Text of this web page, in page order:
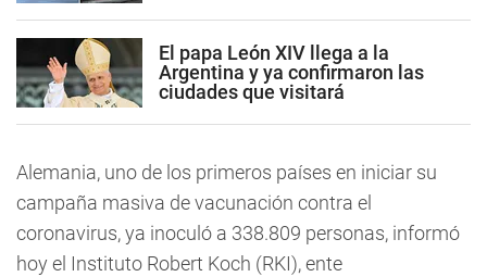
El papa León XIV llega a la
Argentina y ya confirmaron las
ciudades que visitará
Alemania, uno de los primeros países en iniciar su
campaña masiva de vacunación contra el
coronavirus, ya inoculó a 338.809 personas, informó
hoy el Instituto Robert Koch (RKI), ente